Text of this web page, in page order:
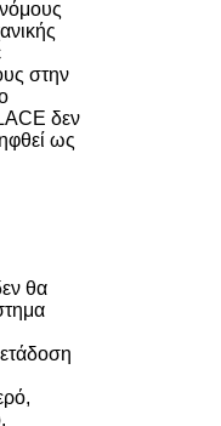
νόμους
στην
δεν
ως
θα